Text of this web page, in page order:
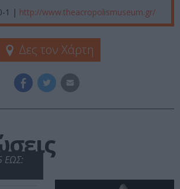
1 | http://www.theacropolismuseum.gr/
Δες τον Χάρτη
ΕΩΣ: